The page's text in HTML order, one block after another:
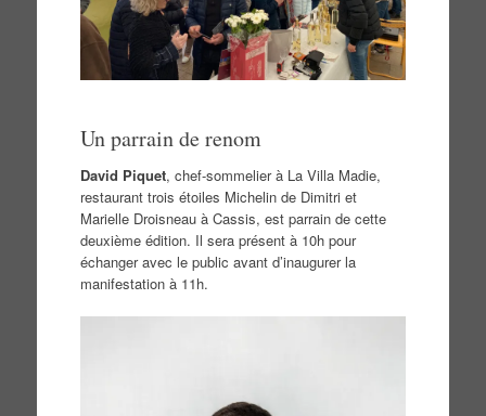
Un parrain de renom
David Piquet, chef-sommelier à La Villa Madie,
restaurant trois étoiles Michelin de Dimitri et
Marielle Droisneau à Cassis, est parrain de cette
deuxième édition. Il sera présent à 10h pour
échanger avec le public avant d’inaugurer la
manifestation à 11h.